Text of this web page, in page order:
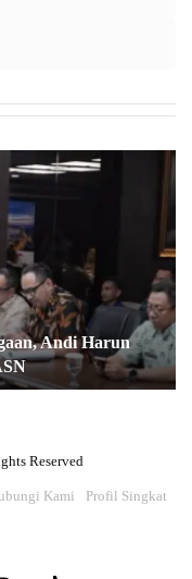
Andi Harun
Reserved
Kami Profil Singkat